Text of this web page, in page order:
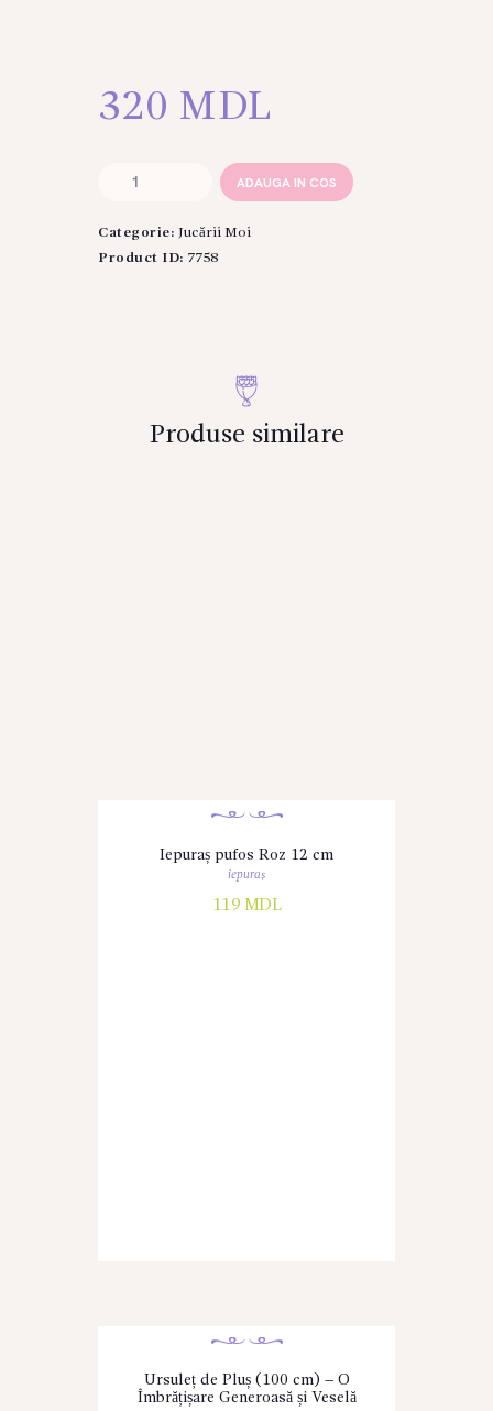
320 MDL
plus
30
ADAUGA IN COS
Categorie: Jucării Moi
Product ID: 7758
Produse similare
Iepuraș pufos Roz 12 cm
iepuraș
119 MDL
Ursuleț de Pluș (100 cm) – O
Îmbrățișare Generoasă și Veselă